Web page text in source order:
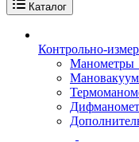
Каталог
Контрольно-
Манометры